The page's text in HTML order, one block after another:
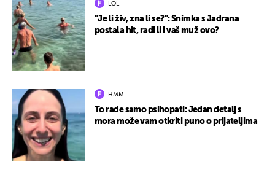
LOL
"Je li živ, zna li se?": Snimka s Jadrana
postala hit, radi li i vaš muž ovo?
HMM…
To rade samo psihopati: Jedan detalj s
mora može vam otkriti puno o prijateljima